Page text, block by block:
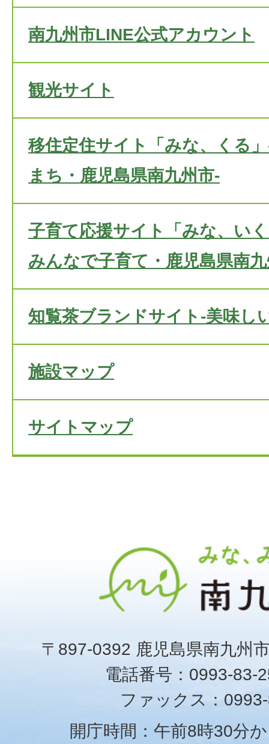
南九州市LINE公式アカウント
観光サイト
移住定住サイト「みな、くる
まち・鹿児島県南九州市-
子育て応援サイト「みな、い
みんなで子育て・鹿児島県南
知覧茶ブランドサイト-美味し
施設マップ
サイトマップ
〒897-0392 鹿児島県南九州
電話番号：0993-83-
ファックス：
開庁時間：午前8時30分